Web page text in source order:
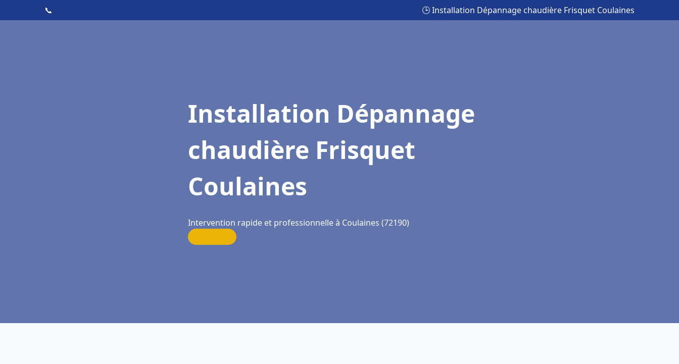
📞 🕒 Installation Dépannage chaudière Frisquet Coulaines
Installation Dépannage
chaudière Frisquet
Coulaines
Intervention rapide et professionnelle à Coulaines (72190)